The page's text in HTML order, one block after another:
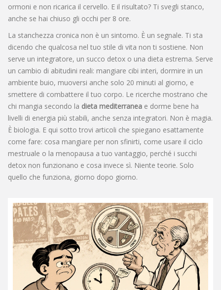
ormoni e non ricarica il cervello. E il risultato? Ti svegli stanco,
anche se hai chiuso gli occhi per 8 ore.
La stanchezza cronica non è un sintomo. È un segnale. Ti sta
dicendo che qualcosa nel tuo stile di vita non ti sostiene. Non
serve un integratore, un succo detox o una dieta estrema. Serve
un cambio di abitudini reali: mangiare cibi interi, dormire in un
ambiente buio, muoversi anche solo 20 minuti al giorno, e
smettere di combattere il tuo corpo. Le ricerche mostrano che
chi mangia secondo la dieta mediterranea e dorme bene ha
livelli di energia più stabili, anche senza integratori. Non è magia.
È biologia. E qui sotto trovi articoli che spiegano esattamente
come fare: cosa mangiare per non sfinirti, come usare il ciclo
mestruale o la menopausa a tuo vantaggio, perché i succhi
detox non funzionano e cosa invece sì. Niente teorie. Solo
quello che funziona, giorno dopo giorno.